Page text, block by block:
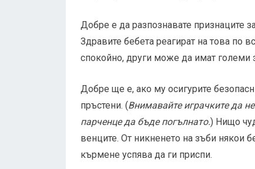
Добре е да разпознавате признаците
Здравите бебета реагират на това по
спокойно, други може да имат големи
Добре ще е, ако му осигурите
пръстени. (Внимавайте играчките да
парченце да бъде погълнато.) Нищо
венците. От никненето на зъби някои
кърмене успява да ги приспи.